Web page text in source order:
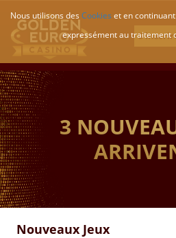
Nous utilisons des Cookies et en
expressément au traitement
3
Nouveaux Jeux